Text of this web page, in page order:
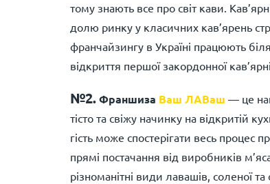
тому знають все про світ кави.
долю ринку у класичних кав’ярень
франчайзингу в Україні працюють
відкриття першої закордонної
№2.Франшиза Ваш ЛАВаш — це
тісто та свіжу начинку на відкритій
гість може спостерігати весь процес
прямі постачання від виробників
різноманітні види лавашів, соленої